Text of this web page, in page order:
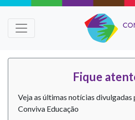
Fique
Veja as últimas notícias divulgadas
Conviva Educação